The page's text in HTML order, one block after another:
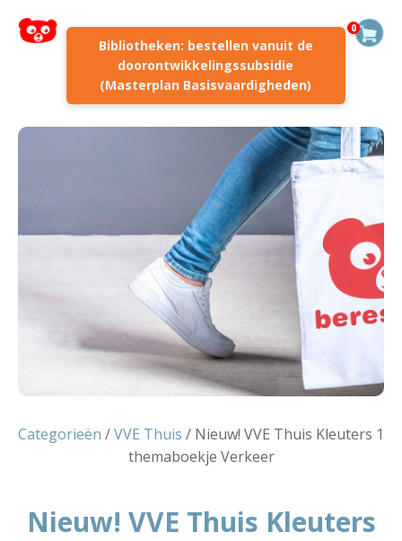
Bibliotheken: bestellen vanuit de
doorontwikkelingssubsidie
(Masterplan Basisvaardigheden)
0
Categorieën /VVE Thuis / Nieuw! VVE Thuis Kleuters 1
themaboekje Verkeer
Nieuw! VVE Thuis Kleuters